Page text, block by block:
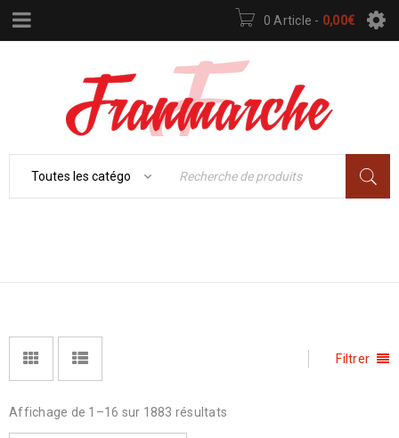
0 Article - 0,00€
Filtrer
Affichage de 1–16 sur 1883 résultats